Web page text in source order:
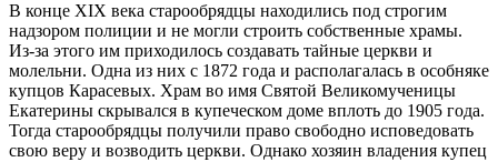
В конце XIX века старообрядцы находились под строгим
надзором полиции и не могли строить собственные храмы.
Из-за этого им приходилось создавать тайные церкви и
молельни. Одна из них с 1872 года и располагалась в особняке
купцов Карасевых. Храм во имя Святой Великомученицы
Екатерины скрывался в купеческом доме вплоть до 1905 года.
Тогда старообрядцы получили право свободно исповедовать
свою веру и возводить церкви. Однако хозяин владения купец